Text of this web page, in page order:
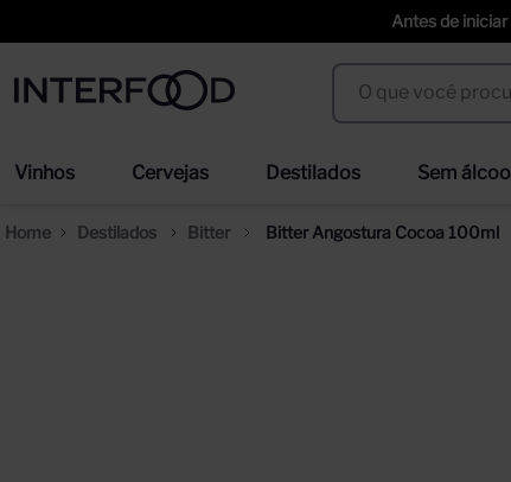
Antes de
O que você
Vinhos Cervejas Destilados Sem
Destilados Bitter Bitter Angostura Cocoa 100ml
Termos mais buscados